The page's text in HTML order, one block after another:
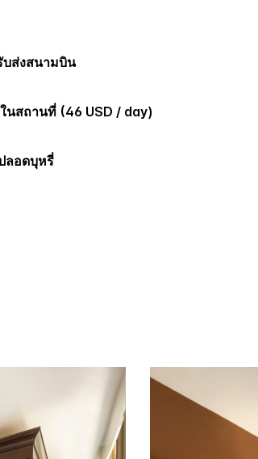
รับส่งสนามบิน
ในสถานที่ (46 USD / day)
ลอดบุหรี่